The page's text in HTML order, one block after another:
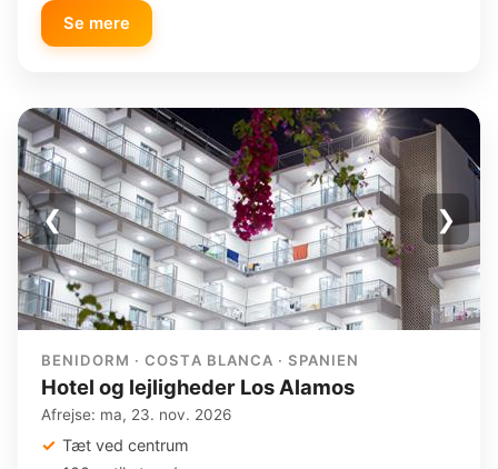
Se mere
❮ ❯
BENIDORM · COSTA BLANCA · SPANIEN
Hotel og lejligheder Los Alamos
Afrejse: ma, 23. nov. 2026
Tæt ved centrum